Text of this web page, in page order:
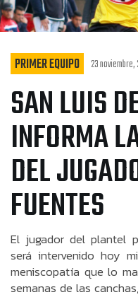
PRIMER EQUIPO 23 noviembre,
SAN LUIS
INFORMA
DEL
FUENTES
El jugador del plantel
será intervenido hoy
meniscopatía que lo
semanas de las